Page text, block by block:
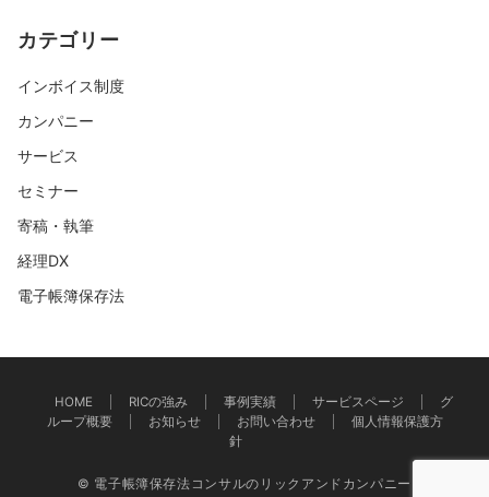
カテゴリー
インボイス制度
カンパニー
サービス
セミナー
寄稿・執筆
経理DX
電子帳簿保存法
HOME RICの強み 事例実績 サービスページ
グ
ループ概要
お知らせ お問い合わせ
個人情報保護方
針
© 電子帳簿保存法コンサルのリックアンドカンパニー